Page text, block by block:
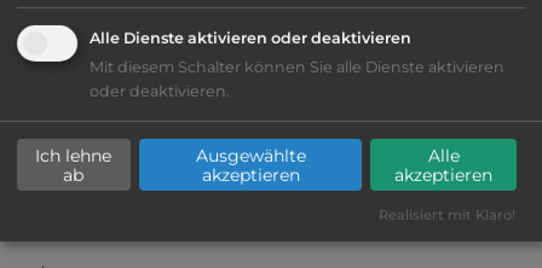
Lage: schön
Platzeinrichtung: ausreichend
Geräuschkulisse: überwiegend ruhig
Alle Dienste aktivieren oder deaktivieren
Mit diesem Schalter können Sie alle Dienste aktivieren
oder deaktivieren.
Ich lehne
ab
Ausgewählte
akzeptieren
Alle
akzeptieren
Realisiert mit Klaro!